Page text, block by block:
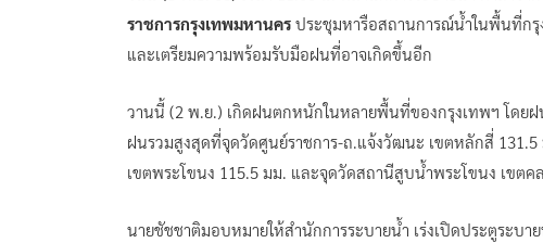
ราชการกรุงเทพมหานคร ประชุมหารือสถานการณ์น้ำในพื้นที่ก
และเตรียมความพร้อมรับมือฝนที่อาจเกิดขึ้นอีก
วานนี้ (2 พ.ย.) เกิดฝนตกหนักในหลายพื้นที่ของกรุงเทพฯ โดย
ฝนรวมสูงสุดที่จุดวัดศูนย์ราชการ-ถ.แจ้งวัฒนะ เขตหลักสี่
เขตพระโขนง 115.5 มม. และจุดวัดสถานีสูบน้ำพระโขนง เขตค
นายชัชชาติมอบหมายให้สำนักการระบายน้ำ เร่งเปิดประตูระบา